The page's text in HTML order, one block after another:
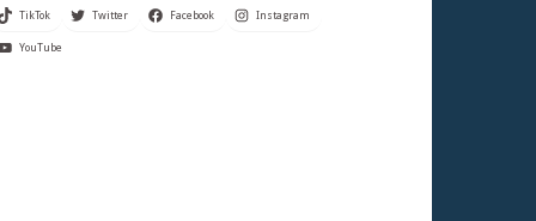
TikTok Twitter Facebook Instagram
YouTube